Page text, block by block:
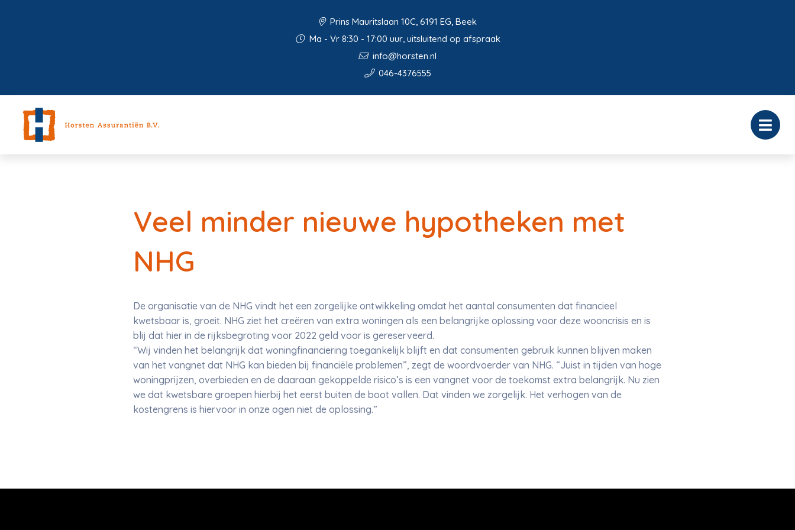
Prins Mauritslaan 10C, 6191 EG, Beek
Ma - Vr 8:30 - 17:00 uur, uitsluitend op afspraak
info@horsten.nl
046-4376555
Veel minder nieuwe hypotheken met
NHG
De organisatie van de NHG vindt het een zorgelijke ontwikkeling omdat het aantal consumenten dat financieel
kwetsbaar is, groeit. NHG ziet het creëren van extra woningen als een belangrijke oplossing voor deze wooncrisis en is
blij dat hier in de rijksbegroting voor 2022 geld voor is gereserveerd.
“Wij vinden het belangrijk dat woningfinanciering toegankelijk blijft en dat consumenten gebruik kunnen blijven maken
van het vangnet dat NHG kan bieden bij financiële problemen”, zegt de woordvoerder van NHG. “Juist in tijden van hoge
woningprijzen, overbieden en de daaraan gekoppelde risico’s is een vangnet voor de toekomst extra belangrijk. Nu zien
we dat kwetsbare groepen hierbij het eerst buiten de boot vallen. Dat vinden we zorgelijk. Het verhogen van de
kostengrens is hiervoor in onze ogen niet de oplossing.”